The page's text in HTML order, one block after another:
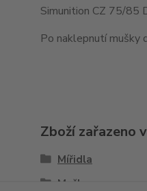
Simunition CZ 75/85
Po naklepnutí mušky
Zboží zařazeno
Mířidla
Mušky